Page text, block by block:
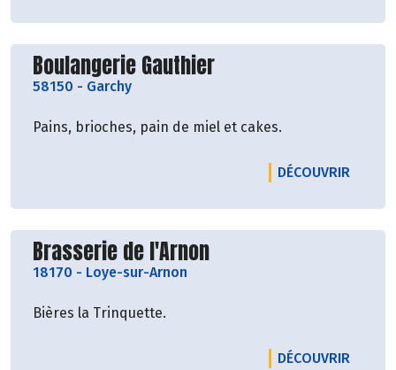
Découvrir le producteur
Boulangerie Gauthier
58150 - Garchy
Pains, brioches, pain de miel et cakes.
DÉCOUVRIR
Découvrir le producteur
Brasserie de l'Arnon
18170 - Loye-sur-Arnon
Bières la Trinquette.
DÉCOUVRIR